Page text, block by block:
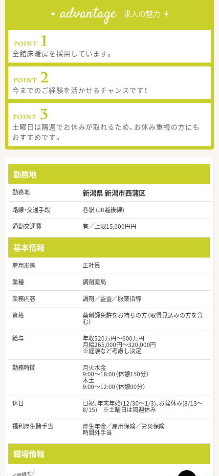
advantage 求人の魅力
全館床暖房を採用しています。
今までのご経験を活かせるチャンスです！
土曜日は隔週でお休みが取れるため、お休み重視の方にも
おすすめです。
勤務地
勤務地 新潟県 新潟市西蒲区
路線・交通手段
巻駅 (JR越後線)
通勤交通費
有／上限15,000円円
基本情報
雇用形態
正社員
業種
調剤薬局
業務内容
調剤／監査／服薬指導
資格
薬剤師免許をお持ちの方（取得見込みの方を含
む）
給与
年収520万円～600万円
月給265,000円～320,000円
※経験など考慮し決定
勤務時間
月火水金
9:00〜18:00（休憩150分）
木土
9:00〜12:00（休憩00分）
休日
日祝、年末年始(12/30～1/3)、お盆休み(8/13～
8/15) ※土曜日は隔週休み
福利厚生諸手当
厚生年金／雇用保険／労災保険
時間外手当
職場情報